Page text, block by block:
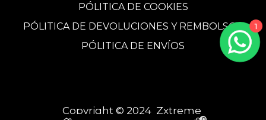
PÓLITICA DE COOKIES
PÓLITICA DE DEVOLUCIONES Y REMBOLSOS
PÓLITICA DE ENVÍOS
Copyright © 2024 Zxtreme
1